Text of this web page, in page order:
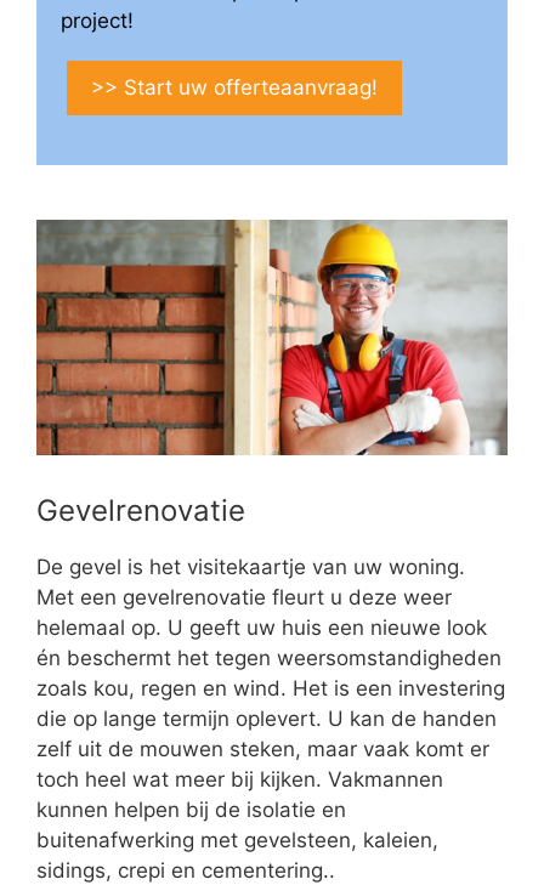
project!
>> Start uw offerteaanvraag!
Gevelrenovatie
De gevel is het visitekaartje van uw woning.
Met een gevelrenovatie fleurt u deze weer
helemaal op. U geeft uw huis een nieuwe look
én beschermt het tegen weersomstandigheden
zoals kou, regen en wind. Het is een investering
die op lange termijn oplevert. U kan de handen
zelf uit de mouwen steken, maar vaak komt er
toch heel wat meer bij kijken. Vakmannen
kunnen helpen bij de isolatie en
buitenafwerking met gevelsteen, kaleien,
sidings, crepi en cementering..